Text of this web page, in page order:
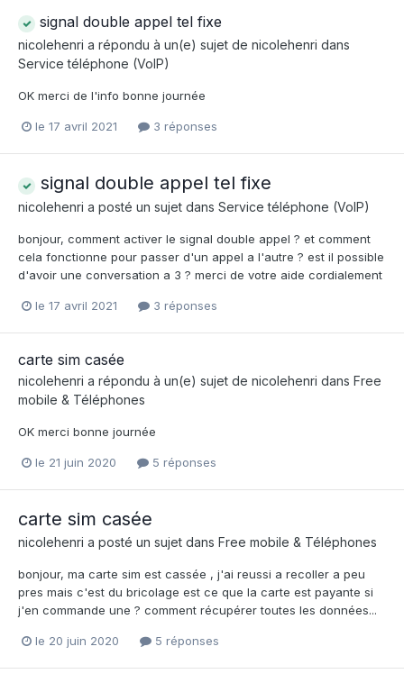
signal double appel tel fixe
nicolehenri a répondu à un(e) sujet de nicolehenri dans
Service téléphone (VoIP)
OK merci de l'info bonne journée
le 17 avril 2021 3 réponses
signal double appel tel fixe
nicolehenri a posté un sujet dans Service téléphone (VoIP)
bonjour, comment activer le signal double appel ? et comment
cela fonctionne pour passer d'un appel a l'autre ? est il possible
d'avoir une conversation a 3 ? merci de votre aide cordialement
le 17 avril 2021 3 réponses
carte sim casée
nicolehenri a répondu à un(e) sujet de nicolehenri dans Free
mobile & Téléphones
OK merci bonne journée
le 21 juin 2020 5 réponses
carte sim casée
nicolehenri a posté un sujet dans Free mobile & Téléphones
bonjour, ma carte sim est cassée , j'ai reussi a recoller a peu
pres mais c'est du bricolage est ce que la carte est payante si
j'en commande une ? comment récupérer toutes les données...
le 20 juin 2020 5 réponses